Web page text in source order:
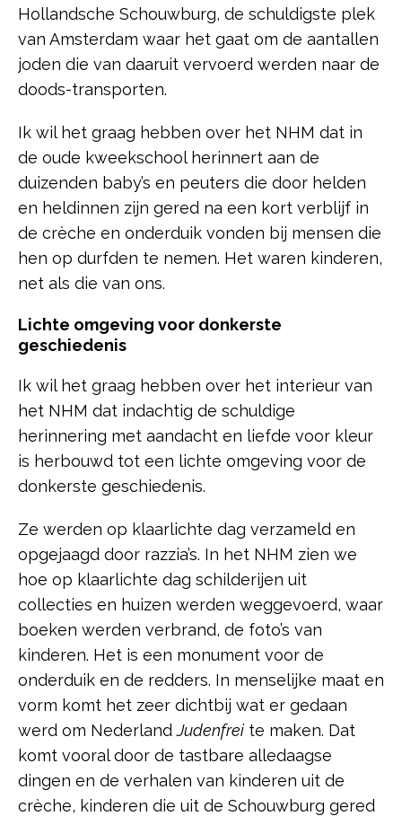
Hollandsche Schouwburg, de schuldigste plek
van Amsterdam waar het gaat om de aantallen
joden die van daaruit vervoerd werden naar de
doods-transporten.
Ik wil het graag hebben over het NHM dat in
de oude kweekschool herinnert aan de
duizenden baby’s en peuters die door helden
en heldinnen zijn gered na een kort verblijf in
de crèche en onderduik vonden bij mensen die
hen op durfden te nemen. Het waren kinderen,
net als die van ons.
Lichte omgeving voor donkerste
geschiedenis
Ik wil het graag hebben over het interieur van
het NHM dat indachtig de schuldige
herinnering met aandacht en liefde voor kleur
is herbouwd tot een lichte omgeving voor de
donkerste geschiedenis.
Ze werden op klaarlichte dag verzameld en
opgejaagd door razzia’s. In het NHM zien we
hoe op klaarlichte dag schilderijen uit
collecties en huizen werden weggevoerd, waar
boeken werden verbrand, de foto’s van
kinderen. Het is een monument voor de
onderduik en de redders. In menselijke maat en
vorm komt het zeer dichtbij wat er gedaan
werd om NederlandJudenfrei te maken. Dat
komt vooral door de tastbare alledaagse
dingen en de verhalen van kinderen uit de
crèche, kinderen die uit de Schouwburg gered